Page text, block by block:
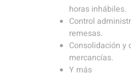
horas inhábiles.
Control
remesas.
Consolidación y
mercancías.
Y más